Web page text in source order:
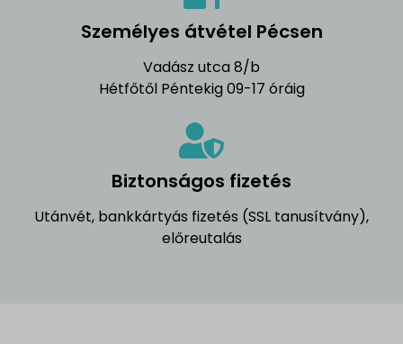
Személyes átvétel Pécsen
Vadász utca 8/b
Hétfőtől Péntekig 09-17 óráig
Biztonságos fizetés
Utánvét, bankkártyás fizetés (SSL tanusítvány),
előreutalás